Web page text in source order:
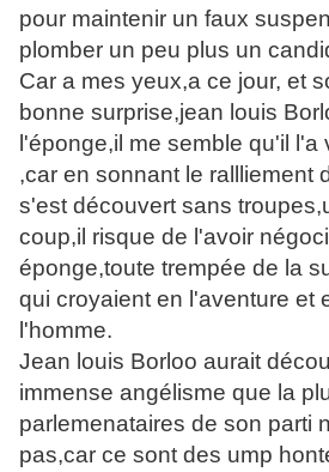
pour maintenir un faux
plomber un peu plus un
Car a mes yeux,a ce jour, et
bonne surprise,jean louis
l'éponge,il me semble qu'il l'a
,car en sonnant le rallliement
s'est découvert sans
coup,il risque de l'avoir
éponge,toute trempée de la
qui croyaient en l'aventure et
l'homme.
Jean louis Borloo aurait
immense angélisme que la
parlemenataires de son parti
pas,car ce sont des ump